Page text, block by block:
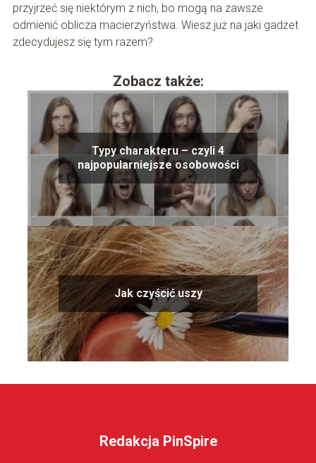
przyjrzeć się niektórym z nich, bo mogą na zawsze
odmienić oblicza macierzyństwa. Wiesz już na jaki gadżet
zdecydujesz się tym razem?
Zobacz także:
Typy charakteru – czyli 4
najpopularniejsze osobowości
Jak czyścić uszy
Redakcja PinSpire